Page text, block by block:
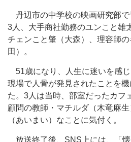
丹辺市の中学校の映画研究部
3人、大手商社勤務のユンこと雄
チェンこと肇（大森）、理容師
田）。
51歳になり、人生に迷いを感
現場で人骨が発見されたことを
た。3人は当時、部室だったカフ
顧問の教師・マチルダ（木竜麻
（あいまい）なことに気付く。
放送終了後、SNS上には、「